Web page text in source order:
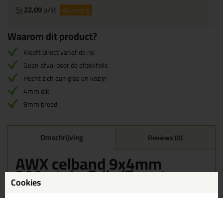
5x22,09p/st 4%korting
Waarom dit product?
Kleeft direct vanaf de rol
Geen afval door de afdekfolie
Hecht zich aan glas en kozijn
4mm dik
9mm breed
Omschrijving Reviews (0)
AWX celband 9x4mm
200mtr in Grijs/Zwart
Zoek je AWX celband 9x4mm 200mtr in een specifieke kleur?
Cookies